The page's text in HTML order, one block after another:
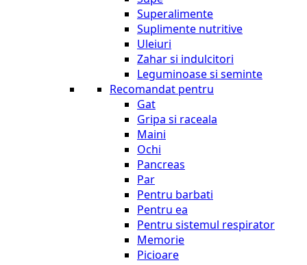
Superalimente
Suplimente nutritive
Uleiuri
Zahar si indulcitori
Leguminoase si seminte
Recomandat pentru
Gat
Gripa si raceala
Maini
Ochi
Pancreas
Par
Pentru barbati
Pentru ea
Pentru sistemul respirator
Memorie
Picioare